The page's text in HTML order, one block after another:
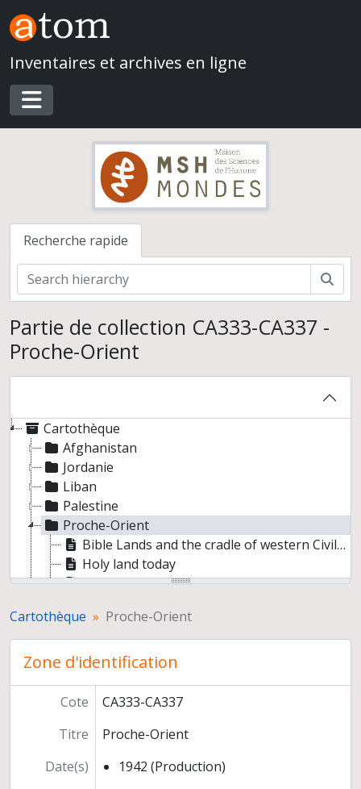
Skip to main content
Inventaires et archives en ligne
Toggle navigation
Recherche rapide
Partie de collection CA333-CA337 -
Proche-Orient
Cartothèque
Afghanistan
Jordanie
Liban
Palestine
Proche-Orient
Bible Lands and the cradle of western Civilizatic
Holy land today
Lands of the eastern mediterranean
Syrie et Liban, carte touristique
Syrie
Turquie
Cartothèque Proche-Orient
Zone d'identification
Cote
CA333-CA337
Titre
Proche-Orient
Date(s)
1942 (Production)